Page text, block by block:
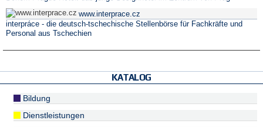
www.interprace.cz
interpráce - die deutsch-tschechische Stellenbörse für Fachkräfte und
Personal aus Tschechien
KATALOG
Bildung
Dienstleistungen